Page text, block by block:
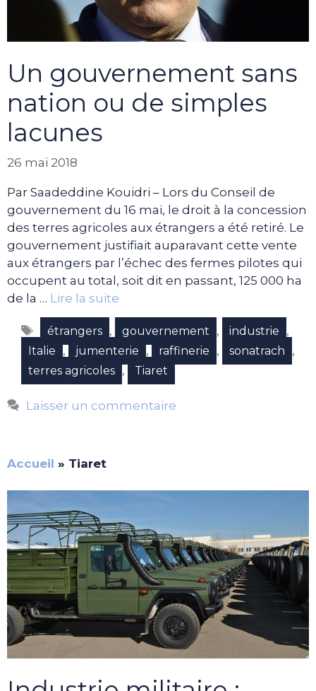
Un gouvernement sans
nation ou de simples
lacunes
26 mai 2018
Par Saadeddine Kouidri – Lors du Conseil de
gouvernement du 16 mai, le droit à la concession
des terres agricoles aux étrangers a été retiré. Le
gouvernement justifiait auparavant cette vente
aux étrangers par l’échec des fermes pilotes qui
occupent au total, soit dit en passant, 125 000 ha
de la … Lire la suite
Étiquettes
étrangers , gouvernement , industrie ,
Italie , jumenterie , raffinerie , sonatrach ,
terres agricoles , Tiaret
Laisser un commentaire
Accueil » Tiaret